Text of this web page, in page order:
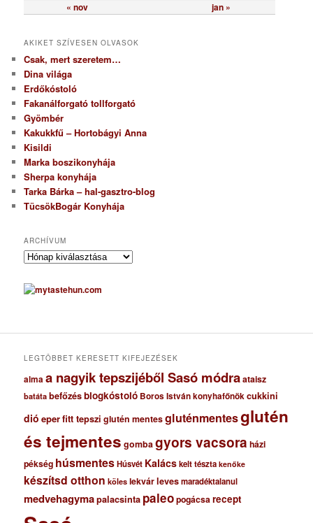
« nov jan »
AKIKET SZÍVESEN OLVASOK
Csak, mert szeretem…
Dina világa
Erdőkóstoló
Fakanálforgató tollforgató
Gyömbér
Kakukkfű – Hortobágyi Anna
Kisildi
Marka boszikonyhája
Sherpa konyhája
Tarka Bárka – hal-gasztro-blog
TücsökBogár Konyhája
ARCHÍVUM
A
c
h
u
LEGTÖBBET KERESETT KIFEJEZÉSEK
almaa nagyik tepszijéből Sasó módraataisz
batáta befőzésblogkóstoló Boros István konyhafőnökcukkini
dió eperfitt tepszi glutén mentesgluténmentesglutén
és tejmentes gombagyors vacsora házi
pékség húsmentesHúsvét Kalácskelt tészta kenőke
készítsd otthon köles lekvárlevesmaradéktalanul
medvehagymapalacsinta paleopogácsa recept